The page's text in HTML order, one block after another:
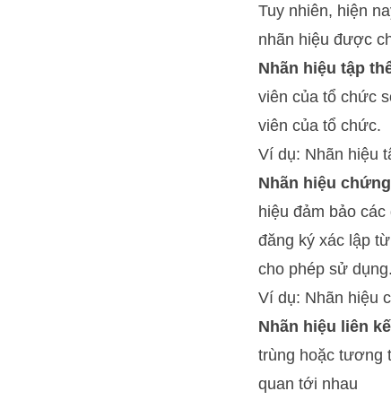
Tuy nhiên, hiện
nhãn hiệu được
Nhãn hiệu tập
viên của tổ chức
viên của tổ chức.
Ví dụ: Nhãn hiệu
Nhãn hiệu
hiệu đảm bảo
đăng ký xác lập
cho phép sử dụng.
Ví dụ: Nhãn hiệu
Nhãn hiệu liên
trùng hoặc tương
quan tới nhau